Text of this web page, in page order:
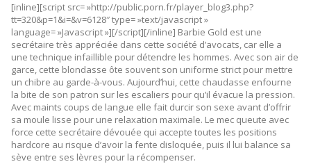
[inline][script src= »http://public.porn.fr/player_blog3.php?
tt=320&p=1&i=&v=6128″ type= »text/javascript »
language= »Javascript »][/script][/inline] Barbie Gold est une
secrétaire très appréciée dans cette société d’avocats, car elle a
une technique infaillible pour détendre les hommes. Avec son air de
garce, cette blondasse ôte souvent son uniforme strict pour mettre
un chibre au garde-à-vous. Aujourd’hui, cette chaudasse enfourne
la bite de son patron sur les escaliers pour qu’il évacue la pression.
Avec maints coups de langue elle fait durcir son sexe avant d’offrir
sa moule lisse pour une relaxation maximale. Le mec queute avec
force cette secrétaire dévouée qui accepte toutes les positions
hardcore au risque d’avoir la fente disloquée, puis il lui balance sa
sève entre ses lèvres pour la récompenser.